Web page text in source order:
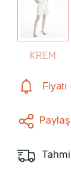
KREM
Paylaş